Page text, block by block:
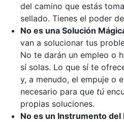
del camino que estás
sellado. Tienes el poder
No es una Solución
van a solucionar tus
No te darán un empleo o
sí solas. Lo que sí te
y, a menudo, el empuje o
necesario para que tú
propias soluciones.
No es un Instrumento del